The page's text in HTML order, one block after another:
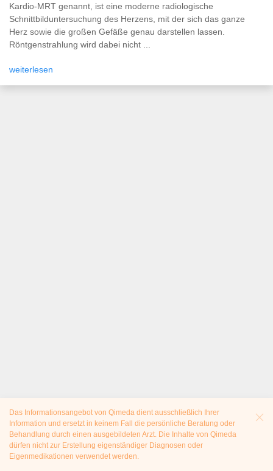
Kardio-MRT genannt, ist eine moderne radiologische
Schnittbilduntersuchung des Herzens, mit der sich das ganze
Herz sowie die großen Gefäße genau darstellen lassen.
Röntgenstrahlung wird dabei nicht ...
weiterlesen
Das Informationsangebot von Qimeda dient ausschließlich Ihrer
Information und ersetzt in keinem Fall die persönliche Beratung oder
Behandlung durch einen ausgebildeten Arzt. Die Inhalte von Qimeda
dürfen nicht zur Erstellung eigenständiger Diagnosen oder
Eigenmedikationen verwendet werden.